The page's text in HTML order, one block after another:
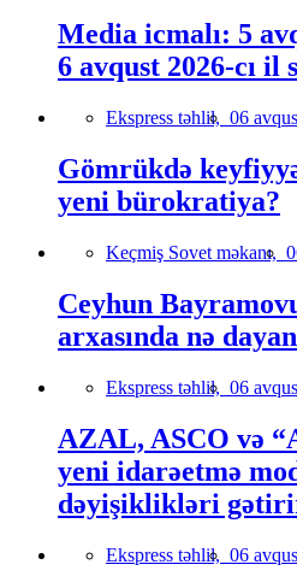
Media icmalı: 5
6 avqust 2026-cı il
Ekspress təhlil, 06
Gömrükdə
yeni bürokratiya?
Keçmiş Sovet məkanı,
Ceyhun
arxasında nə
Ekspress təhlil, 06
AZAL, ASCO və
yeni idarəetmə
dəyişiklikləri
Ekspress təhlil, 06